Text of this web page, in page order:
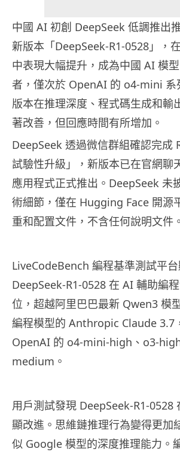
中國 AI 初創 DeepSeek 低調推出
新版本「DeepSeek-R1-0528」，
中表現大幅提升，成為中國 AI 模
者，僅次於 OpenAI 的 o4-mini 系
版本在推理深度、程式碼生成和輸
著改善，但回應時間有所增加。
DeepSeek 透過微信群組確認完成
試驗性升級」，新版本已在官網聊
應用程式正式推出。DeepSeek 未
術細節，僅在 Hugging Face 開源
重和配置文件，不含任何說明文件。
LiveCodeBench 編程基準測試平台
DeepSeek-R1-0528 在 AI 輔助編
位，超越阿里巴巴最新 Qwen3 模
編程模型的 Anthropic Claude 3.7
OpenAI 的 o4-mini-high、o3-
medium。
用戶測試發現 DeepSeek-R1-0528
顯改進。思維鏈推理行為變得更加
似 Google 模型的深度推理能力。